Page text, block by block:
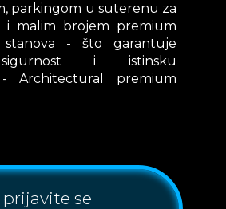
parkingom u suterenu za
i malim brojem premium
stanova - što garantuje
i istinsku
- Architectural premium
prijavite se